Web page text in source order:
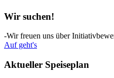
Wir suchen!
-Wir freuen uns über
Auf geht's
Aktueller Speiseplan